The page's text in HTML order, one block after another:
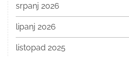
srpanj 2026
lipanj 2026
listopad 2025